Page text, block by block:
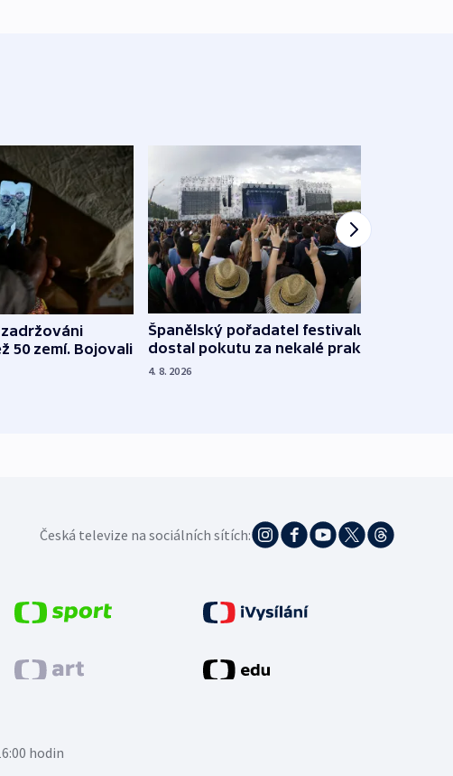
zadržováni
50 zemí. Bojovali
Španělský pořadatel festivalu
dostal pokutu za nekalé praktiky
4. 8. 2026
Česká televize na sociálních sítích:
hodin